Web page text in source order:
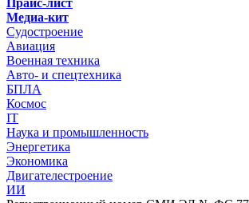
Медиа-кит
Судостроение
Авиация
Военная техника
Авто- и спецтехника
БПЛА
Космос
IT
Наука и промышленность
Энергетика
Экономика
Двигателестроение
ИИ